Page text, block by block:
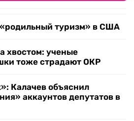
туризм» в США
хвостом: ученые
тоже страдают ОКР
Калачев объяснил
аккаунтов депутатов в